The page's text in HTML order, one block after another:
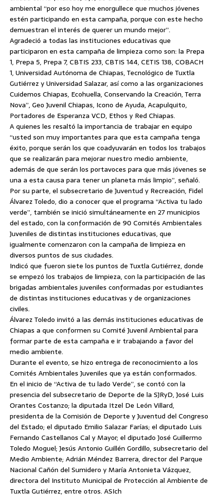
ambiental “por eso hoy me enorgullece que muchos jóvenes
estén participando en esta campaña, porque con este hecho
demuestran el interés de querer un mundo mejor”.
Agradeció a todas las instituciones educativas que
participaron en esta campaña de limpieza como son: la Prepa
1, Prepa 5, Prepa 7, CBTIS 233, CBTIS 144, CETIS 138, COBACH
1, Universidad Autónoma de Chiapas, Tecnológico de Tuxtla
Gutiérrez y Universidad Salazar, así como a las organizaciones
Cuidemos Chiapas, Ecohuella, Conservando la Creación, Terra
Nova”, Geo Juvenil Chiapas, Icono de Ayuda, Acapulquito,
Portadores de Esperanza VCD, Ethos y Red Chiapas.
A quienes les resaltó la importancia de trabajar en equipo
“usted son muy importantes para que esta campaña tenga
éxito, porque serán los que coadyuvarán en todos los trabajos
que se realizarán para mejorar nuestro medio ambiente,
además de que serán los portavoces para que más jóvenes se
una a esta causa para tener un planeta más limpio”, señaló.
Por su parte, el subsecretario de Juventud y Recreación, Fidel
Álvarez Toledo, dio a conocer que el programa “Activa tu lado
verde”, también se inició simultáneamente en 27 municipios
del estado, con la conformación de 90 Comités Ambientales
Juveniles de distintas instituciones educativas, que
igualmente comenzaron con la campaña de limpieza en
diversos puntos de sus ciudades.
Indicó que fueron siete los puntos de Tuxtla Gutiérrez, donde
se empezó los trabajos de limpieza, con la participación de las
brigadas ambientales juveniles conformadas por estudiantes
de distintas instituciones educativas y de organizaciones
civiles.
Álvarez Toledo invitó a las demás instituciones educativas de
Chiapas a que conformen su Comité Juvenil Ambiental para
formar parte de esta campaña e ir trabajando a favor del
medio ambiente.
Durante el evento, se hizo entrega de reconocimiento a los
Comités Ambientales Juveniles que ya están conformados.
En el inicio de “Activa de tu lado Verde”, se contó con la
presencia del subsecretario de Deporte de la SJRyD, José Luis
Orantes Costanzo; la diputada Itzel De León Villard,
presidenta de la Comisión de Deporte y Juventud del Congreso
del Estado; el diputado Emilio Salazar Farías; el diputado Luis
Fernando Castellanos Cal y Mayor; el diputado José Guillermo
Toledo Moguel; Jesús Antonio Guillén Gordillo, subsecretario del
Medio Ambiente; Adrián Méndez Barrera, director del Parque
Nacional Cañón del Sumidero y María Antonieta Vázquez,
directora del Instituto Municipal de Protección al Ambiente de
Tuxtla Gutiérrez, entre otros. ASIch